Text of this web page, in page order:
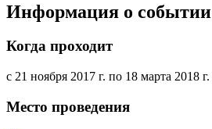
Информация о событии
Когда проходит
с 21 ноября 2017 г. по 18 марта 2018 г.
Место проведения